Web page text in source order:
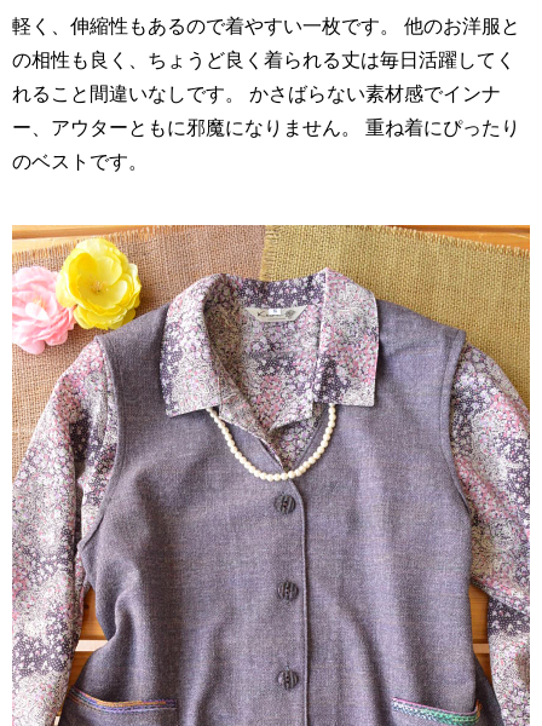
軽く、伸縮性もあるので着やすい一枚です。 他のお洋服と
の相性も良く、ちょうど良く着られる丈は毎日活躍してく
れること間違いなしです。 かさばらない素材感でインナ
ー、アウターともに邪魔になりません。 重ね着にぴったり
のベストです。